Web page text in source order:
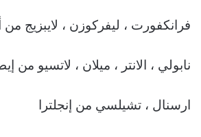
فرانكفورت ، ليفركوزن ، لايبزيج من
نابولي ، الانتر ، ميلان ، لاتسيو من
ارسنال ، تشيلسي من إنجلترا